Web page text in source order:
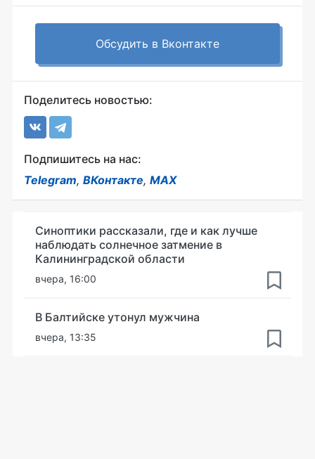
Обсудить в Вконтакте
Поделитесь новостью:
Подпишитесь на нас:
Telegram, ВКонтакте, MAX
Синоптики рассказали, где и как лучше
наблюдать солнечное затмение в
Калининградской области
вчера, 16:00
В Балтийске утонул мужчина
вчера, 13:35